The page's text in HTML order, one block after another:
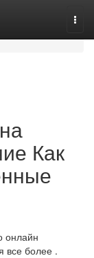
Как
онлайн
все более .